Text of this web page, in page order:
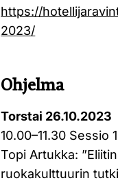
https://
2023/
Ohjelma
Torstai 26.10.2023
10.00–11.30 Sessio 1
Topi Artukka:
ruokakulttuurin